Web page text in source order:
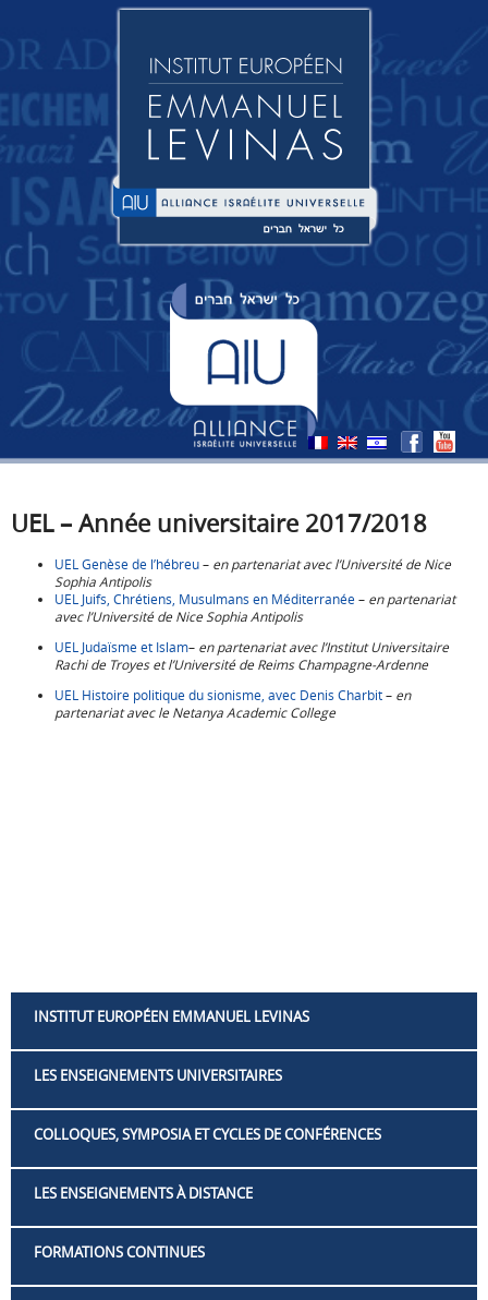
UEL – Année universitaire 2017/2018
UEL Genèse de l’hébreu– en partenariat avec l’Université de Nice
Sophia Antipolis
UEL Juifs, Chrétiens, Musulmans en Méditerranée– en partenariat
avec l’Université de Nice Sophia Antipolis
UEL Judaïsme et Islam– en partenariat avec l’Institut Universitaire
Rachi de Troyes et l’Université de Reims Champagne-Ardenne
UEL Histoire politique du sionisme, avec Denis Charbit– en
partenariat avec le Netanya Academic College
INSTITUT EUROPÉEN EMMANUEL LEVINAS
LES ENSEIGNEMENTS UNIVERSITAIRES
COLLOQUES, SYMPOSIA ET CYCLES DE CONFÉRENCES
LES ENSEIGNEMENTS À DISTANCE
FORMATIONS CONTINUES